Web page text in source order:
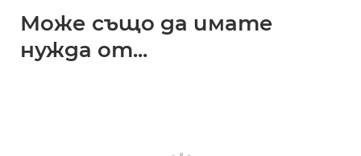
Може също да имате
нужда от...